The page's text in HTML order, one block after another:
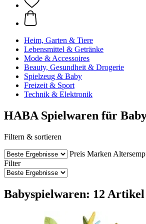
Heim, Garten & Tiere
Lebensmittel & Getränke
Mode & Accessoires
Beauty, Gesundheit & Drogerie
Spielzeug & Baby
Freizeit & Sport
Technik & Elektronik
HABA Spielwaren für
Filtern & sortieren
Preis Marken
Filter
Babyspielwaren: 12 Artikel